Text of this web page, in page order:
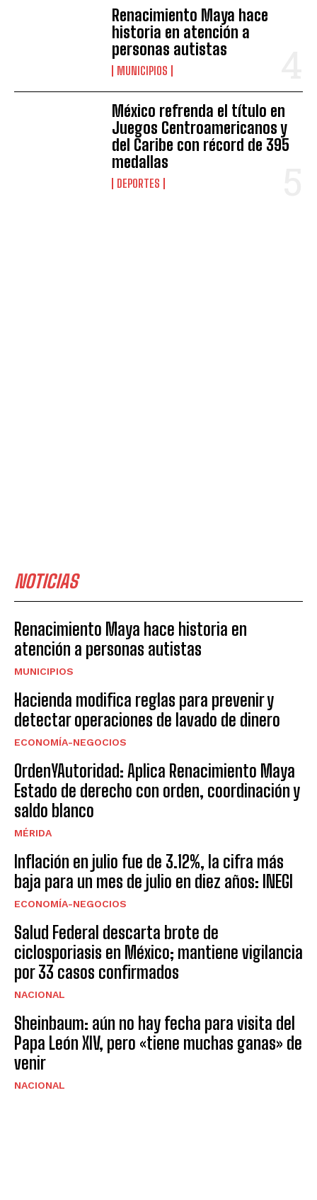
Renacimiento Maya hace
historia en atención a
personas autistas
MUNICIPIOS
México refrenda el título en
Juegos Centroamericanos y
del Caribe con récord de 395
medallas
DEPORTES
NOTICIAS
Renacimiento Maya hace historia en
atención a personas autistas
MUNICIPIOS
Hacienda modifica reglas para prevenir y
detectar operaciones de lavado de dinero
ECONOMÍA-NEGOCIOS
OrdenYAutoridad: Aplica Renacimiento Maya
Estado de derecho con orden, coordinación y
saldo blanco
MÉRIDA
Inflación en julio fue de 3.12%, la cifra más
baja para un mes de julio en diez años: INEGI
ECONOMÍA-NEGOCIOS
Salud Federal descarta brote de
ciclosporiasis en México; mantiene vigilancia
por 33 casos confirmados
NACIONAL
Sheinbaum: aún no hay fecha para visita del
Papa León XIV, pero «tiene muchas ganas» de
venir
NACIONAL